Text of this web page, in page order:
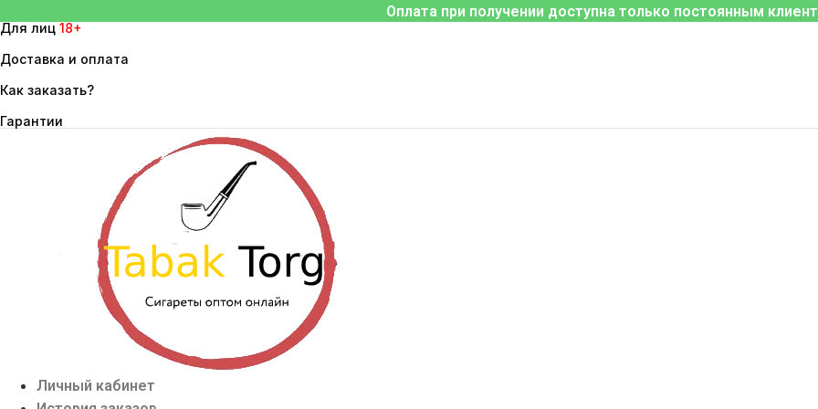
к
содержимому
Оплата при получении доступна только постоянным
Для лиц 18+
Доставка и оплата
Как заказать?
Гарантии
Личный кабинет